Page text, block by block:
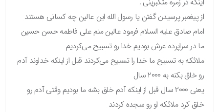
از پیغمبر پرسیدن گفتن یا رسول الله این عالین چه کسانی هستند
امام صادق علیه السلام فرمود عالین منم علی فاطمه حسن حسین
ما در سراپرده عرش بودیم خدا رو تسبیح می‌کردیم
ملائکه به تسبیح ما خدا را تسبیح می‌کردند قبل از اینکه خداوند آدم
رو خلق بکنه به ۲۰۰۰ سال
یعنی ۲۰۰۰ سال قبل از اینکه آدم خلق بشه ما بودیم وقتی آدم رو
خلق کرد ملائکه او رو سجده کردند